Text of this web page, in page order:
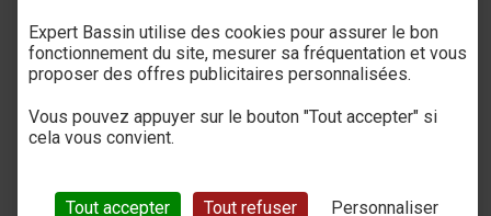
SERVICE CLIENT
03 27 89 21 52
Du mardi au samedi
Expert Bassin utilise des cookies pour assurer le bon
fonctionnement du site, mesurer sa fréquentation et vous
proposer des offres publicitaires personnalisées.
Vous pouvez appuyer sur le bouton "Tout accepter" si
cela vous convient.
Tout accepter Tout refuser Personnaliser